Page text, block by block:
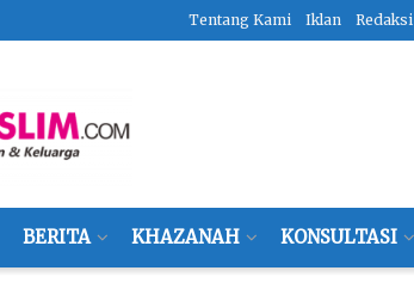
Tentang Kami Iklan Redaksi
BERITA KHAZANAH KONSULTASI